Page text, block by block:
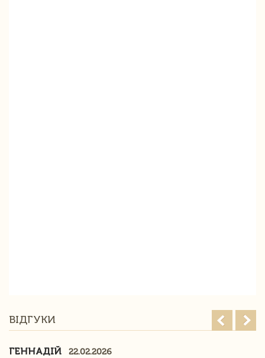
ВІДГУКИ
ГЕННАДІЙ
22.02.2026